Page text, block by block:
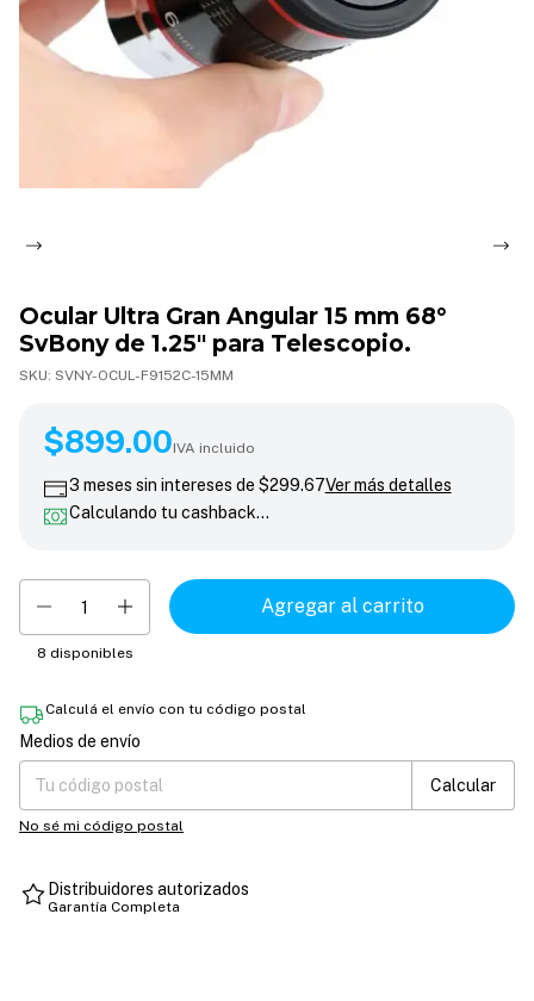
Ocular Ultra Gran Angular 15 mm 68°
SvBony de 1.25" para Telescopio.
SKU: SVNY-OCUL-F9152C-15MM
$899.00
$899.00IVA incluido
3 meses sin intereses de $299.67Ver más detalles
Calculando tu cashback…
8 disponibles
Calculá el envío con tu código postal
Entregas para el CP:
Medios de envío
Calcular
No sé mi código postal
Distribuidores autorizados
Garantía Completa